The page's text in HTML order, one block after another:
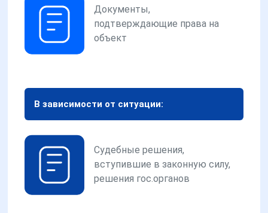
Документы,
подтверждающие права на
объект
В зависимости от ситуации:
Судебные решения,
вступившие в законную силу,
решения гос.органов